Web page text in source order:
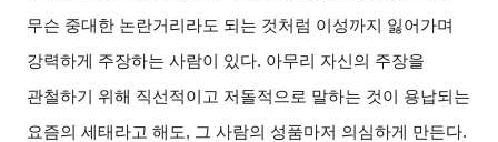
무슨 중대한 논란거리라도 되는 것처럼 이성까지 잃어가며
강력하게 주장하는 사람이 있다. 아무리 자신의 주장을
관철하기 위해 직선적이고 저돌적으로 말하는 것이 용납되는
요즘의 세태라고 해도, 그 사람의 성품마저 의심하게 만든다.